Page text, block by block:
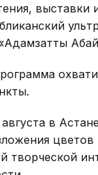
выставки
в
творческой